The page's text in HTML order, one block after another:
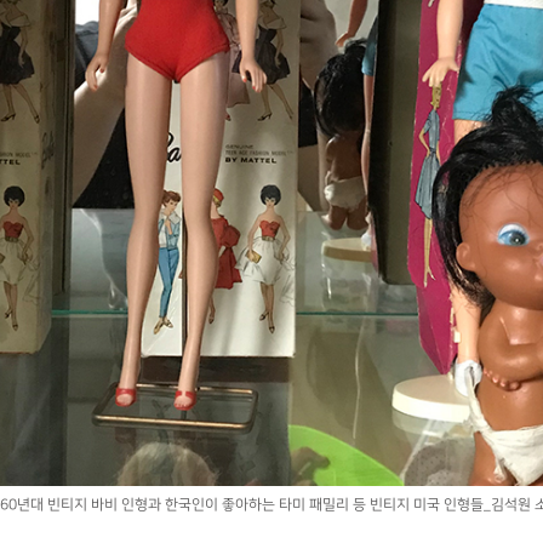
년대 빈티지 바비 인형과 한국인이 좋아하는 타미 패밀리 등 빈티지 미국 인형들_김석원